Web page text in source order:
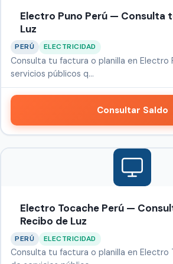
Electro Puno Perú — Consulta
Luz
PERÚ ELECTRICIDAD
Consulta tu factura o planilla en Electro
servicios públicos q…
Consultar Saldo
Electro Tocache Perú —
Recibo de Luz
PERÚ ELECTRICIDAD
Consulta tu factura o planilla en Electro